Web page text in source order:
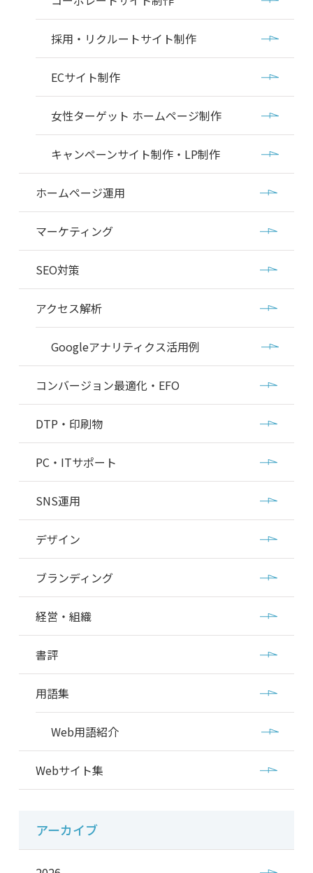
採用・リクルートサイト制作
ECサイト制作
女性ターゲット ホームページ制作
キャンペーンサイト制作・LP制作
ホームページ運用
マーケティング
SEO対策
アクセス解析
Googleアナリティクス活用例
コンバージョン最適化・EFO
DTP・印刷物
PC・ITサポート
SNS運用
デザイン
ブランディング
経営・組織
書評
用語集
Web用語紹介
Webサイト集
アーカイブ